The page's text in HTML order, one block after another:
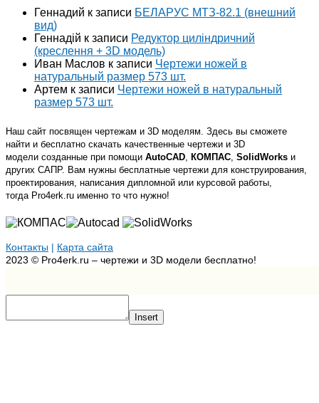
Геннадий к записи БЕЛАРУС МТЗ-82.1 (внешний
вид)
Геннадій к записи Редуктор циліндричний
(креслення + 3D модель)
Иван Маслов к записи Чертежи ножей в
натуральный размер 573 шт.
Артем к записи Чертежи ножей в натуральный
размер 573 шт.
Наш сайт посвящен чертежам и 3D моделям. Здесь вы сможете
найти и бесплатно скачать качественные чертежи и 3D
модели созданные при помощи AutoCAD КОМПАС SolidWorks и
других САПР. Вам нужны бесплатные чертежи для конструирования,
проектирования, написания дипломной или курсовой работы,
тогда Pro4erk.ru именно то что нужно!
Контакты | Карта сайта
2023 © Pro4erk.ru – чертежи и 3D модели бесплатно!
Insert